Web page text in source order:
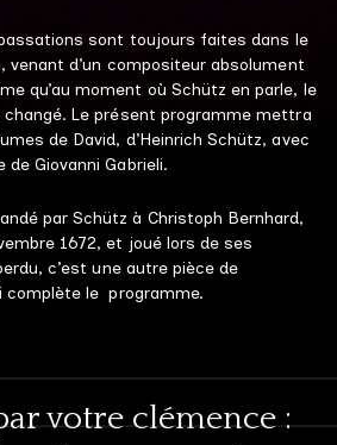
sont toujours faites dans le
venant d’un compositeur absolument
qu’au moment où Schütz en parle, le
Le présent programme mettra
de David, d’Heinrich Schütz, avec
de Giovanni Gabrieli.
par Schütz à Christoph Bernhard,
1672, et joué lors de ses
c’est une autre pièce de
complète le programme.
votre clémence :